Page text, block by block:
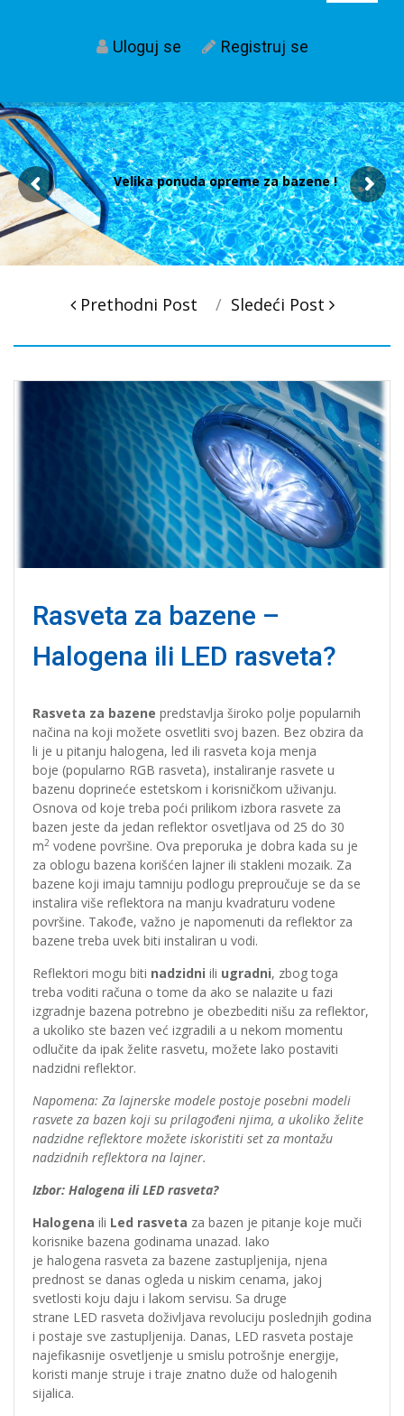
Uloguj se Registruj se
Velika ponuda opreme za bazene !
Prethodni Post Sledeći Post
Rasveta za bazene –
Halogena ili LED rasveta?
Rasveta za bazene predstavlja široko polje popularnih
načina na koji možete osvetliti svoj bazen. Bez obzira da
li je u pitanju halogena, led ili rasveta koja menja
boje (popularno RGB rasveta), instaliranje rasvete u
bazenu doprineće estetskom i korisničkom uživanju.
Osnova od koje treba poći prilikom izbora rasvete za
bazen jeste da jedan reflektor osvetljava od 25 do 30
m2 vodene površine. Ova preporuka je dobra kada su je
za oblogu bazena korišćen lajner ili stakleni mozaik. Za
bazene koji imaju tamniju podlogu preproučuje se da se
instalira više reflektora na manju kvadraturu vodene
površine. Takođe, važno je napomenuti da reflektor za
bazene treba uvek biti instaliran u vodi.
Reflektori mogu biti nadzidni ili ugradni, zbog toga
treba voditi računa o tome da ako se nalazite u fazi
izgradnje bazena potrebno je obezbediti nišu za reflektor,
a ukoliko ste bazen već izgradili a u nekom momentu
odlučite da ipak želite rasvetu, možete lako postaviti
nadzidni reflektor.
Napomena: Za lajnerske modele postoje posebni modeli
rasvete za bazen koji su prilagođeni njima, a ukoliko želite
nadzidne reflektore možete iskoristiti set za montažu
nadzidnih reflektora na lajner.
Izbor: Halogena ili LED rasveta?
Halogena ili Led rasveta za bazen je pitanje koje muči
korisnike bazena godinama unazad. Iako
je halogena rasveta za bazene zastupljenija, njena
prednost se danas ogleda u niskim cenama, jakoj
svetlosti koju daju i lakom servisu. Sa druge
strane LED rasveta doživljava revoluciju poslednjih godina
i postaje sve zastupljenija. Danas, LED rasveta postaje
najefikasnije osvetljenje u smislu potrošnje energije,
koristi manje struje i traje znatno duže od halogenih
sijalica.